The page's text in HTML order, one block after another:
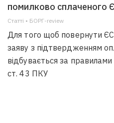
помилково сплаченого
Статті • БОРГ-review
Для того щоб повернути
заяву з підтвердженням
відбувається за
ст. 43 ПКУ